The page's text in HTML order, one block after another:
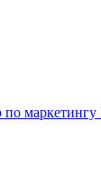
по